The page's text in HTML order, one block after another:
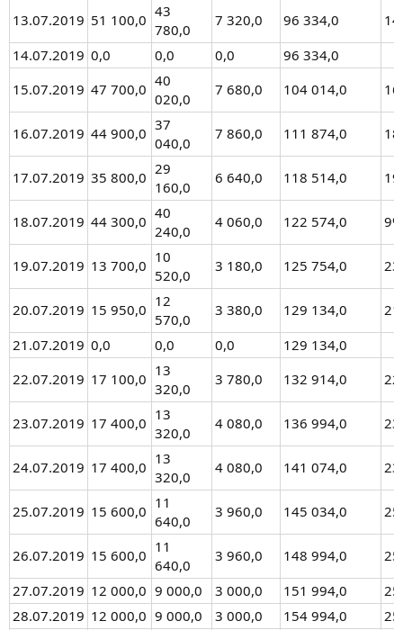
13.07.2019 51 100,0 43
780,0
7 320,0 96 334,0
14.07.2019 0,0 0,0 0,0
96 334,0
15.07.2019 47 700,0 40
020,0
7 680,0 104 014,0
16.07.2019 44 900,0 37
040,0
7 860,0 111 874,0
17.07.2019 35 800,0 29
160,0
6 640,0 118 514,0
18.07.2019 44 300,0 40
240,0
4 060,0 122 574,0 9%
19.07.2019 13 700,0 10
520,0
3 180,0 125 754,0
20.07.2019 15 950,0 12
570,0
3 380,0 129 134,0
21.07.2019 0,0 0,0 0,0
129 134,0
22.07.2019 17 100,0 13
320,0
3 780,0 132 914,0
23.07.2019 17 400,0 13
320,0
4 080,0 136 994,0
24.07.2019 17 400,0 13
320,0
4 080,0 141 074,0
25.07.2019 15 600,0 11
640,0
3 960,0 145 034,0
26.07.2019 15 600,0 11
640,0
3 960,0 148 994,0
27.07.2019 12 000,0 9 000,0 3 000,0 151 994,0
28.07.2019 12 000,0 9 000,0 3 000,0 154 994,0